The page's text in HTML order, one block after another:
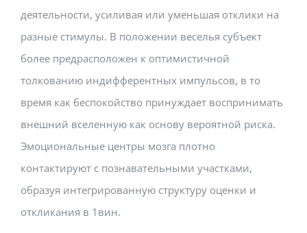
деятельности, усиливая или уменьшая отклики на
разные стимулы. В положении веселья субъект
более предрасположен к оптимистичной
толкованию индифферентных импульсов, в то
время как беспокойство принуждает воспринимать
внешний вселенную как основу вероятной риска.
Эмоциональные центры мозга плотно
контактируют с познавательными участками,
образуя интегрированную структуру оценки и
откликания в 1вин.